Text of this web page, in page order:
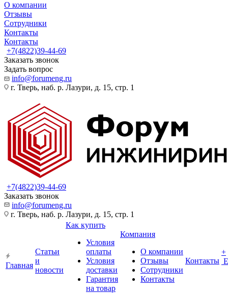
О компании
Отзывы
Сотрудники
Контакты
Контакты
+7(4822)39-44-69
Заказать звонок
Задать вопрос
info@forumeng.ru
г. Тверь, наб. р. Лазури, д. 15, стр. 1
+7(4822)39-44-69
Заказать звонок
info@forumeng.ru
г. Тверь, наб. р. Лазури, д. 15, стр. 1
Главная
Статьи
и
новости
Как купить
Условия
оплаты
Условия
доставки
Гарантия
на товар
Компания
О компании
Отзывы
Сотрудники
Контакты
Контакты
+